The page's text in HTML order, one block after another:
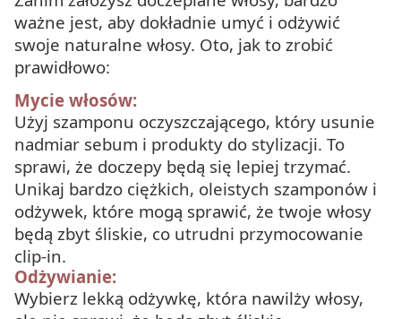
ważne jest, aby dokładnie umyć i odżywić
swoje naturalne włosy. Oto, jak to zrobić
prawidłowo:
Mycie włosów:
Użyj szamponu oczyszczającego, który usunie
nadmiar sebum i produkty do stylizacji. To
sprawi, że doczepy będą się lepiej trzymać.
Unikaj bardzo ciężkich, oleistych szamponów i
odżywek, które mogą sprawić, że twoje włosy
będą zbyt śliskie, co utrudni przymocowanie
clip-in.
Odżywianie:
Wybierz lekką odżywkę, która nawilży włosy,